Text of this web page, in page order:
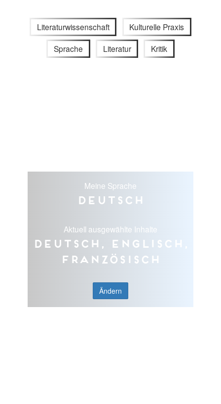
Literaturwissenschaft Kulturelle Praxis
Sprache Literatur Kritik
Meine Sprache
Deutsch
Aktuell ausgewählte Inhalte
Deutsch, Englisch,
Französisch
Ändern